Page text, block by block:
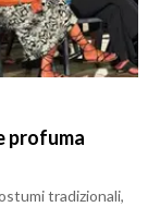
profuma
tradizionali,